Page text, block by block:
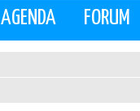
AGENDA FORUM